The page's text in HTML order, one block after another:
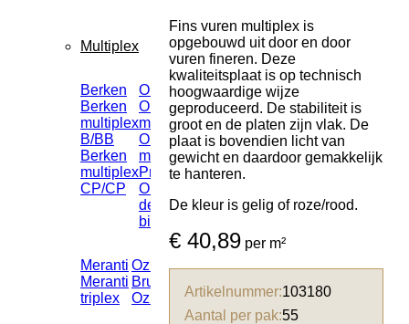
Multiplex
Berken
Berken
multiplex
B/BB
Berken
multiplex
CP/CP
Okoume
Okoume
multiplex
Okoume
multiplex
Prime
Okoume
deur alu.
binnenlaag
Populieren
Populieren
multiplex
Populieren
multiplex
Prime
Grenen
Pools
grenen
multiplex
Meranti
Meranti
triplex
Ozigo
Bruynzeel
Ozigo
Constructief
stabielplex
Decoratief
Fins vuren multiplex is
opgebouwd uit door en door
vuren fineren. Deze
kwaliteitsplaat is op technisch
hoogwaardige wijze
geproduceerd. De stabiliteit is
groot en de platen zijn vlak. De
plaat is bovendien licht van
gewicht en daardoor gemakkelijk
te hanteren.
De kleur is gelig of roze/rood.
€ 40,89 per m²
Artikelnummer:103180
Aantal per pak:55